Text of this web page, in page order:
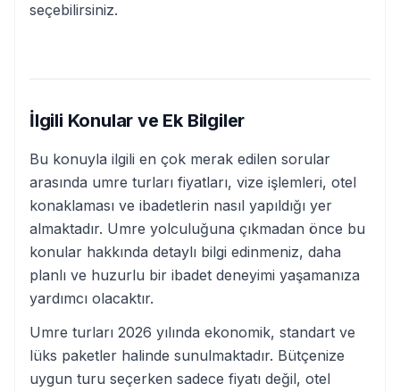
seçebilirsiniz.
İlgili Konular ve Ek Bilgiler
Bu konuyla ilgili en çok merak edilen sorular
arasında umre turları fiyatları, vize işlemleri, otel
konaklaması ve ibadetlerin nasıl yapıldığı yer
almaktadır. Umre yolculuğuna çıkmadan önce bu
konular hakkında detaylı bilgi edinmeniz, daha
planlı ve huzurlu bir ibadet deneyimi yaşamanıza
yardımcı olacaktır.
Umre turları 2026 yılında ekonomik, standart ve
lüks paketler halinde sunulmaktadır. Bütçenize
uygun turu seçerken sadece fiyatı değil, otel